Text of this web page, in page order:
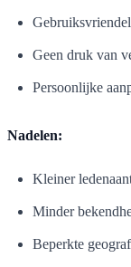
Geen druk van
Persoonlijke
Nadelen:
Kleiner
Minder
Beperkte